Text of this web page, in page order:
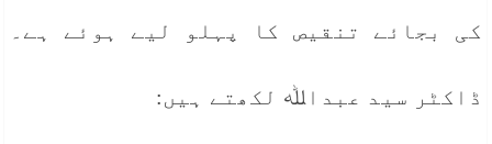
کی بجائے تنقیص کا پہلو لیے ہوئے ہے۔
ڈاکٹر سید عبداﷲ لکھتے ہیں: